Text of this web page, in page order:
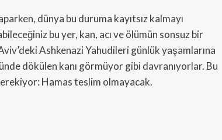
dünya bu duruma kayıtsız kalmayı
bu yer, kan, acı ve ölümün sonsuz bir
Ashkenazi Yahudileri günlük yaşamlarına
dökülen kanı görmüyor gibi davranıyorlar. Bu
Hamas teslim olmayacak.